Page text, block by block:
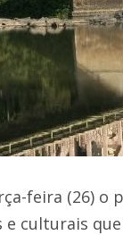
feira (26)
culturais